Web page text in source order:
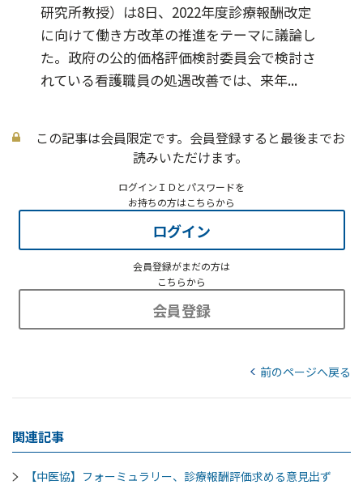
研究所教授）は8日、2022年度診療報酬改定
に向けて働き方改革の推進をテーマに議論し
た。政府の公的価格評価検討委員会で検討さ
れている看護職員の処遇改善では、来年...
この記事は会員限定です。会員登録すると最後までお
読みいただけます。
ログインＩＤとパスワードを
お持ちの方はこちらから
ログイン
会員登録がまだの方は
こちらから
会員登録
前のページへ戻る
関連記事
【中医協】フォーミュラリー、診療報酬評価求める意見出ず